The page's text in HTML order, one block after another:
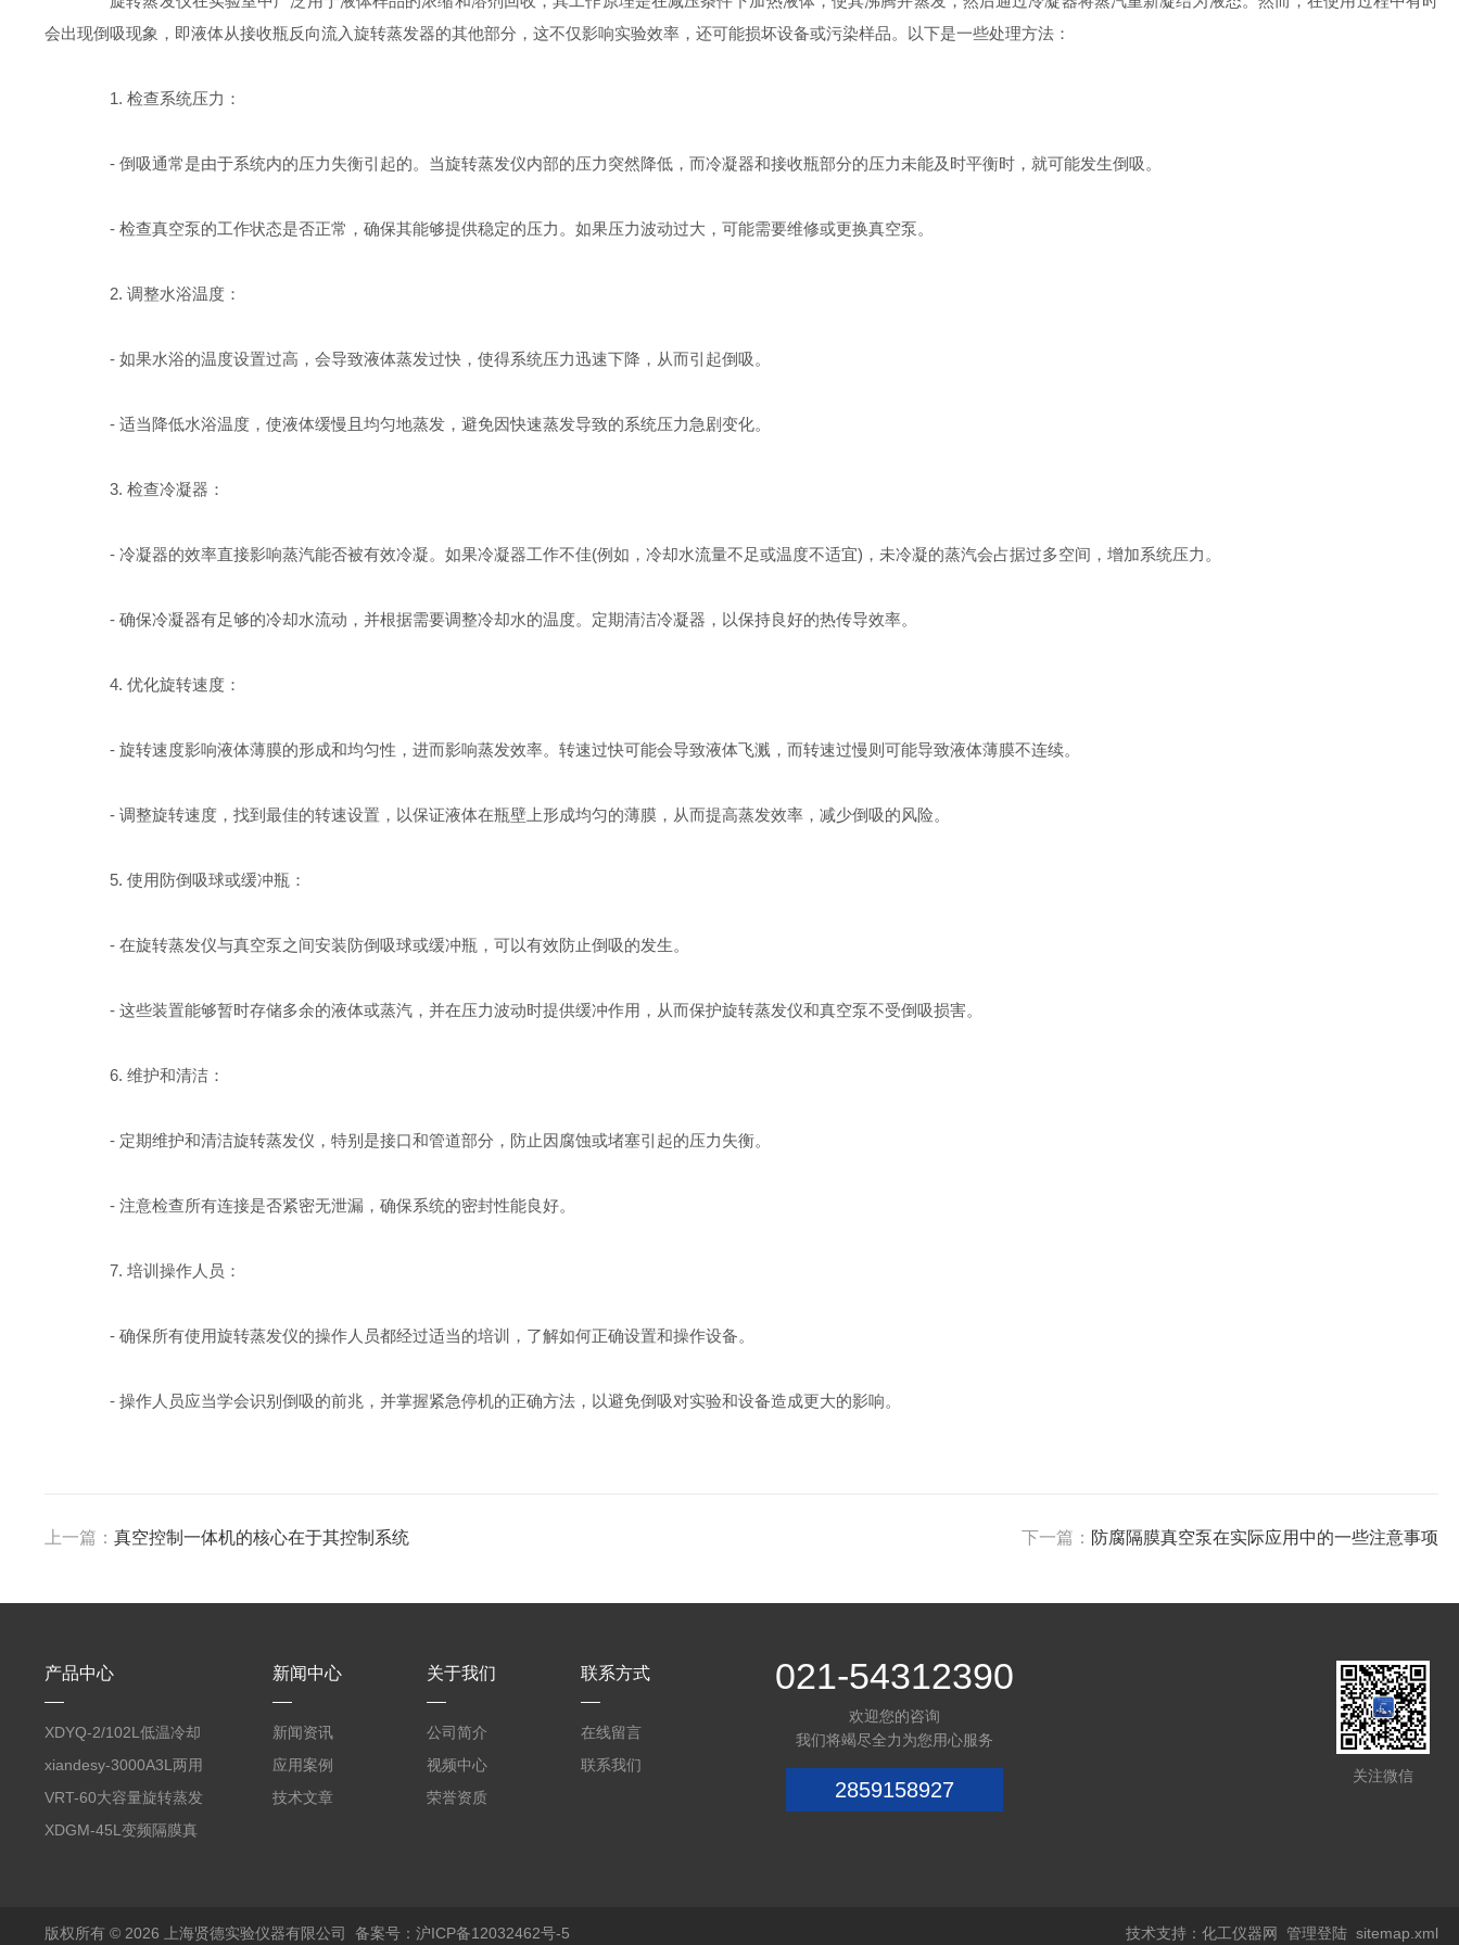
会出现倒吸现象，即液体从接收瓶反向流入旋转蒸发器的其他部分，这不仅影响实验效率，还可能损坏设备或污染样品。以下是一些处理方法：
1. 检查系统压力：
- 倒吸通常是由于系统内的压力失衡引起的。当旋转蒸发仪内部的压力突然降低，而冷凝器和接收瓶部分的压力未能及时平衡时，就可能发生倒吸。
- 检查真空泵的工作状态是否正常，确保其能够提供稳定的压力。如果压力波动过大，可能需要维修或更换真空泵。
2. 调整水浴温度：
- 如果水浴的温度设置过高，会导致液体蒸发过快，使得系统压力迅速下降，从而引起倒吸。
- 适当降低水浴温度，使液体缓慢且均匀地蒸发，避免因快速蒸发导致的系统压力急剧变化。
3. 检查冷凝器：
- 冷凝器的效率直接影响蒸汽能否被有效冷凝。如果冷凝器工作不佳(例如，冷却水流量不足或温度不适宜)，未冷凝的蒸汽会占据过多空间，增加系统压力。
- 确保冷凝器有足够的冷却水流动，并根据需要调整冷却水的温度。定期清洁冷凝器，以保持良好的热传导效率。
4. 优化旋转速度：
- 旋转速度影响液体薄膜的形成和均匀性，进而影响蒸发效率。转速过快可能会导致液体飞溅，而转速过慢则可能导致液体薄膜不连续。
- 调整旋转速度，找到最佳的转速设置，以保证液体在瓶壁上形成均匀的薄膜，从而提高蒸发效率，减少倒吸的风险。
5. 使用防倒吸球或缓冲瓶：
- 在旋转蒸发仪与真空泵之间安装防倒吸球或缓冲瓶，可以有效防止倒吸的发生。
- 这些装置能够暂时存储多余的液体或蒸汽，并在压力波动时提供缓冲作用，从而保护旋转蒸发仪和真空泵不受倒吸损害。
6. 维护和清洁：
- 定期维护和清洁旋转蒸发仪，特别是接口和管道部分，防止因腐蚀或堵塞引起的压力失衡。
- 注意检查所有连接是否紧密无泄漏，确保系统的密封性能良好。
7. 培训操作人员：
- 确保所有使用旋转蒸发仪的操作人员都经过适当的培训，了解如何正确设置和操作设备。
- 操作人员应当学会识别倒吸的前兆，并掌握紧急停机的正确方法，以避免倒吸对实验和设备造成更大的影响。
上一篇： 真空控制一体机的核心在于其控制系统 下一篇： 防腐隔膜真空泵在实际应用中的一些注意事项
产品中心
XDYQ-2/102L低温冷却
液循环装置
xiandesy-3000A3L两用
型旋转蒸发仪
VRT-60大容量旋转蒸发
仪
XDGM-45L变频隔膜真
新闻中心
新闻资讯
应用案例
技术文章
关于我们
公司简介
视频中心
荣誉资质
联系方式
在线留言
联系我们
021-54312390
欢迎您的咨询
我们将竭尽全力为您用心服务
2859158927
关注微信
版权所有 © 2026 上海贤德实验仪器有限公司 备案号：沪ICP备12032462号-5 技术支持：化工仪器网 管理登陆 sitemap.xml